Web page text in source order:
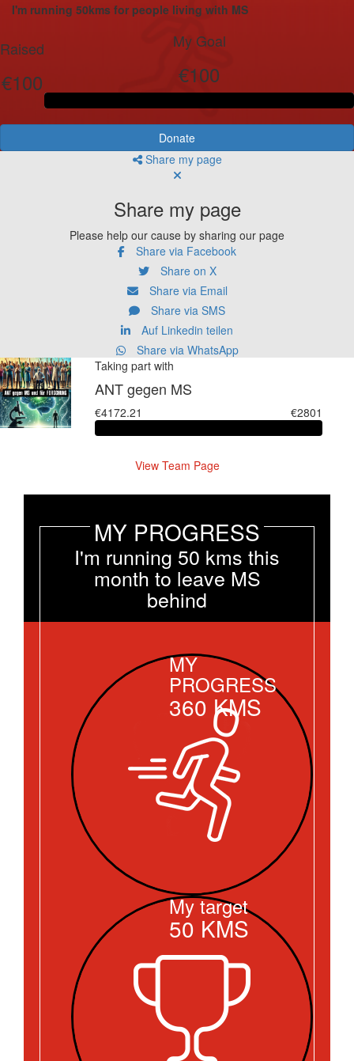
I'm running 50kms for people living with MS
Raised
€100
My Goal
€100
Donate
Share my page
Share my page
Please help our cause by sharing our page
Share via Facebook
Share on X
Share via Email
Share via SMS
Auf Linkedin teilen
Share via WhatsApp
Taking part with
ANT gegen MS
€4172.21 €2801
View Team Page
MY PROGRESS
I'm running 50 kms this
month to leave MS
behind
MY
PROGRESS
360 KMS
My target
50 KMS